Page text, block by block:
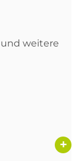
und weitere